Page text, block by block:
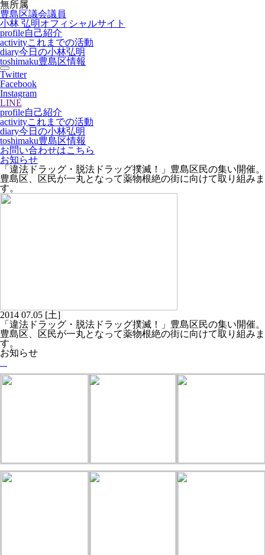
無所属
豊島区議会議員
小林 弘明オフィシャルサイト
profile自己紹介
activityこれまでの活動
diary今日の小林弘明
toshimaku豊島区情報
Twitter
Facebook
Instagram
LINE
profile自己紹介
activityこれまでの活動
diary今日の小林弘明
toshimaku豊島区情報
お問い合わせはこちら
お知らせ
「違法ドラッグ・脱法ドラッグ撲滅！」豊島区民の集い開催。
豊島区、区民が一丸となって薬物根絶の街に向けて取り組みま
す。
2014 07.05 [土]
「違法ドラッグ・脱法ドラッグ撲滅！」豊島区民の集い開催。
豊島区、区民が一丸となって薬物根絶の街に向けて取り組みま
す。
お知らせ